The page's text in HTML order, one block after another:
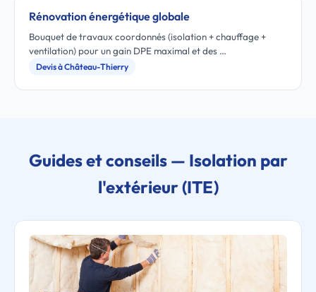
Rénovation énergétique globale
Bouquet de travaux coordonnés (isolation + chauffage +
ventilation) pour un gain DPE maximal et des …
Devis à Château-Thierry
Guides et conseils — Isolation par
l'extérieur (ITE)